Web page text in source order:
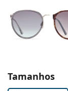
Prada
Escolher
Tamanhos